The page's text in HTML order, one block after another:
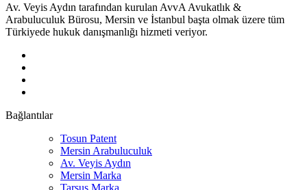
Av. Veyis Aydın tarafından kurulan AvvA Avukatlık &
Arabuluculuk Bürosu, Mersin ve İstanbul başta olmak üzere tüm
Türkiyede hukuk danışmanlığı hizmeti veriyor.
Bağlantılar
Tosun Patent
Mersin Arabuluculuk
Av. Veyis Aydın
Mersin Marka
Tarsus Marka